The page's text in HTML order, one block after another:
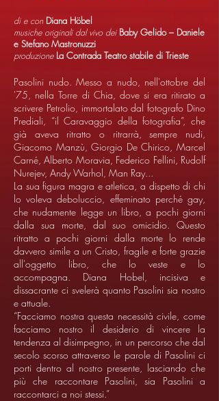
di e con Diana Höbel
musiche originali dal vivo dei Baby Gelido – Daniele
e Stefano Mastronuzzi
produzione La Contrada Teatro stabile di Trieste
Pasolini nudo. Messo a nudo, nell'ottobre del
'75, nella Torre di Chia, dove si era ritirato a
scrivere Petrolio, immortalato dal fotografo Dino
Prediali, “il Caravaggio della fotografia”, che
già aveva ritratto o ritrarrà, sempre nudi,
Giacomo Manzù, Giorgio De Chirico, Marcel
Carné, Alberto Moravia, Federico Fellini, Rudolf
Nurejev, Andy Warhol, Man Ray...
La sua figura magra e atletica, a dispetto di chi
lo voleva deboluccio, effeminato perché gay,
che nudamente legge un libro, a pochi giorni
dalla sua morte, dal suo omicidio. Questo
ritratto a pochi giorni dalla morte lo rende
davvero simile a un Cristo, fragile e forte grazie
all'oggetto libro, che lo veste e lo
accompagna. Diana Hobel, incisiva e
dissacrante ci svelerà quanto Pasolini sia nostro
e attuale.
“Facciamo nostra questa necessità civile, come
facciamo nostro il desiderio di vincere la
tendenza al disimpegno, in un percorso che dal
secolo scorso attraverso le parole di Pasolini ci
porti dentro al nostro presente, lasciando che
più che raccontare Pasolini, sia Pasolini a
raccontarci a noi stessi.”